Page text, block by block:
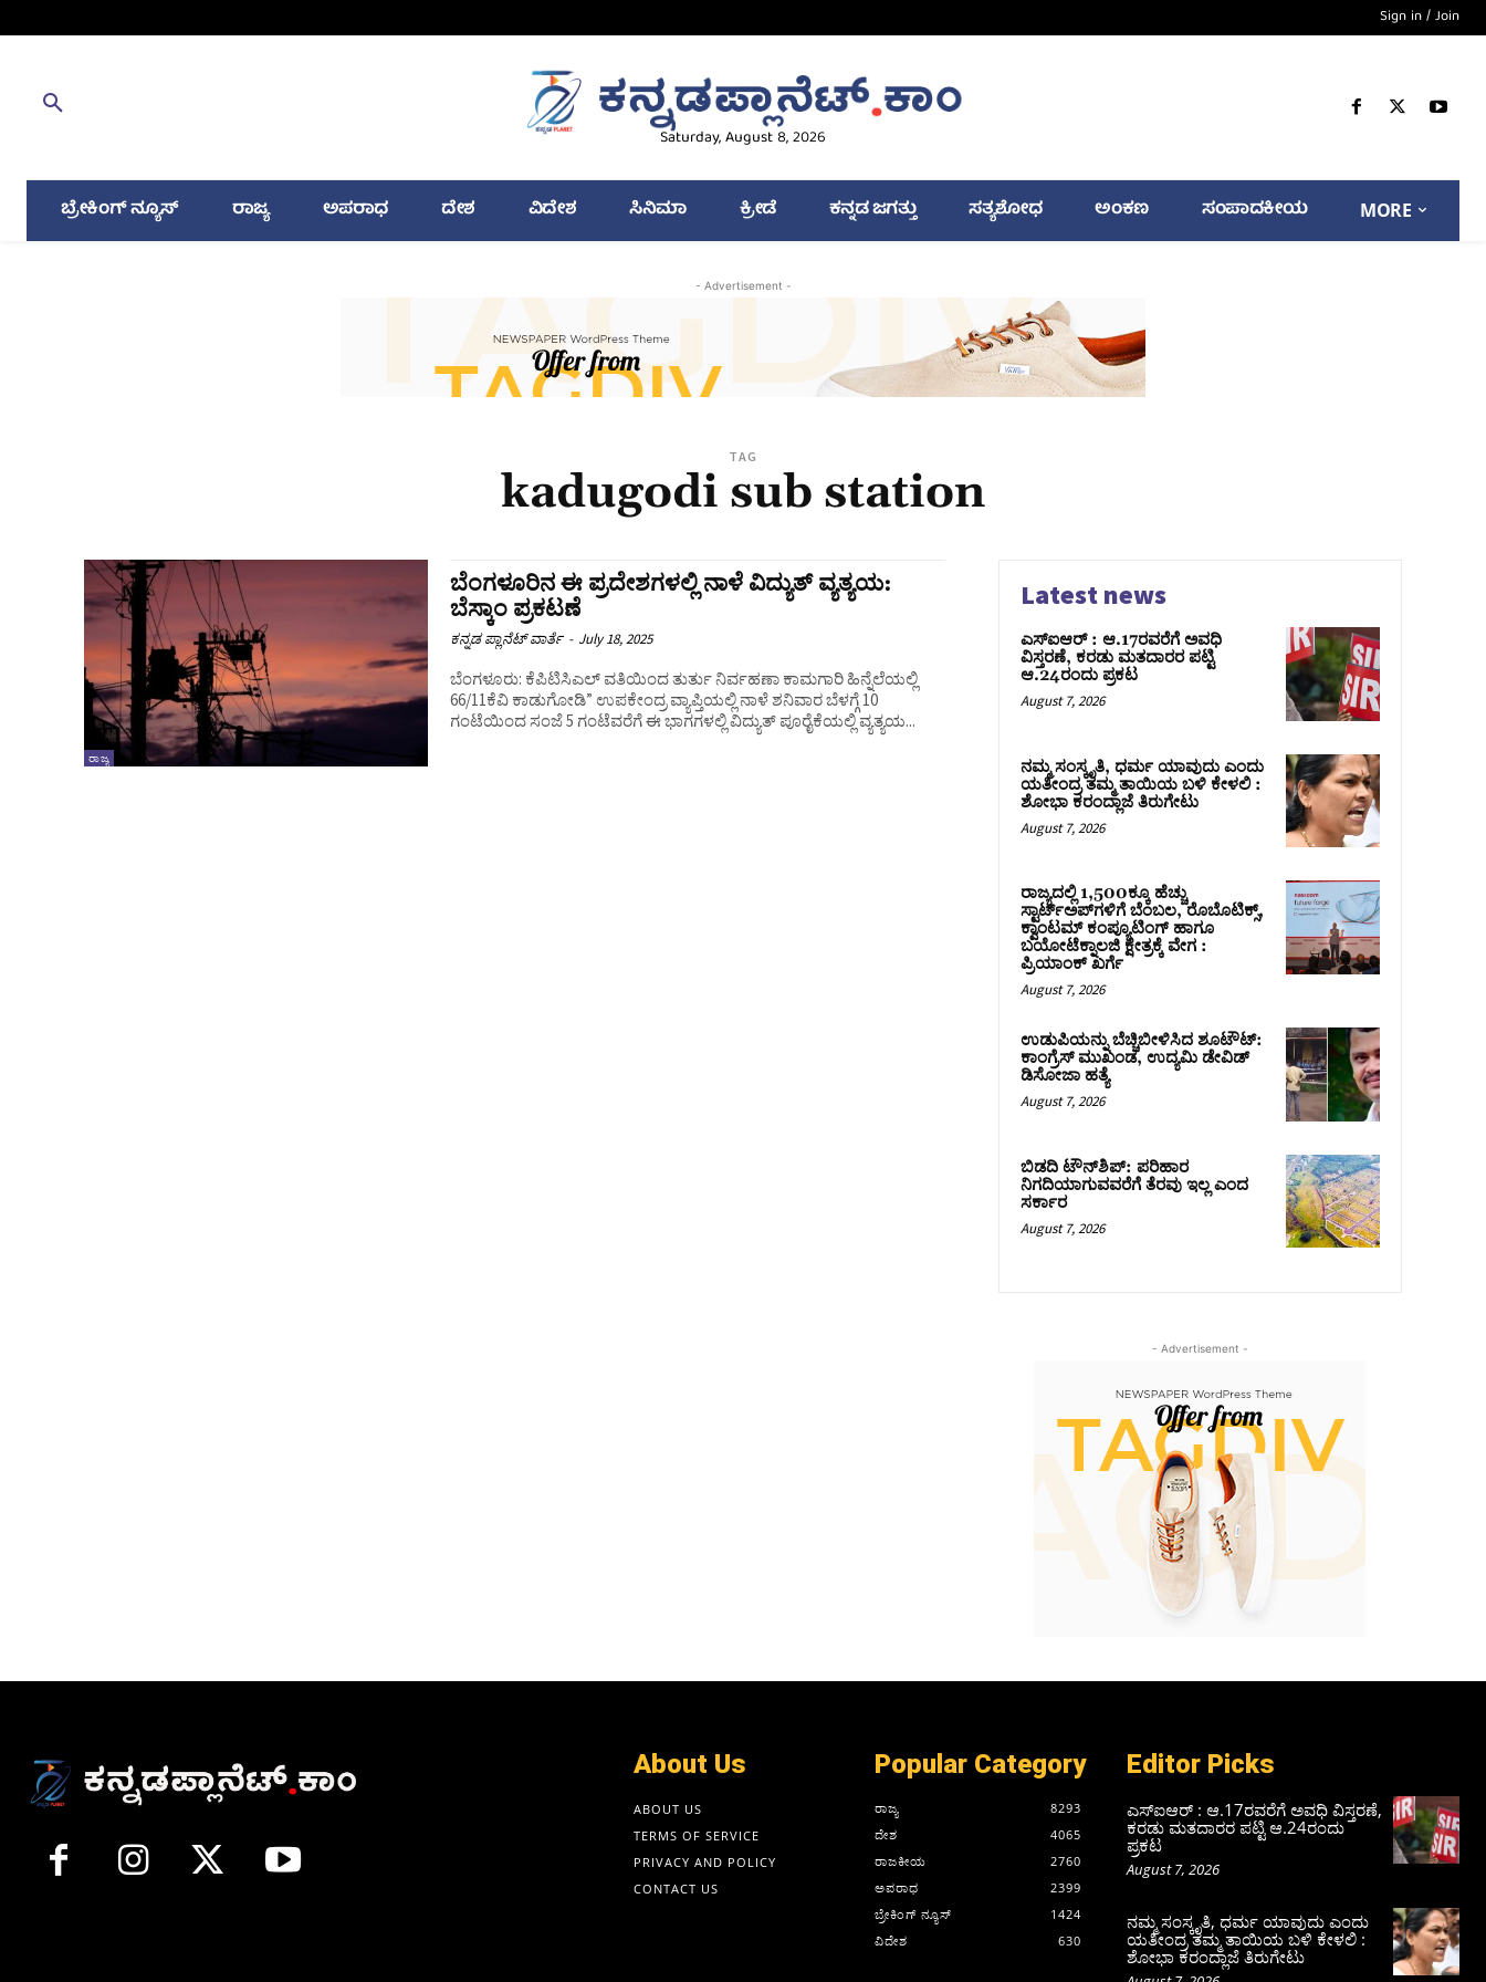
Sign in / Join
Saturday, August 8, 2026
ಬ್ರೇಕಿಂಗ್ ನ್ಯೂಸ್ ರಾಜ್ಯ ಅಪರಾಧ ದೇಶ ವಿದೇಶ ಸಿನಿಮಾ ಕ್ರೀಡೆ ಕನ್ನಡ ಜಗತ್ತು ಸತ್ಯಶೋಧ ಅಂಕಣ ಸಂಪಾದಕೀಯ MORE
- Advertisement -
TAG
kadugodi sub station
ರಾಜ್ಯ
ಬೆಂಗಳೂರಿನ ಈ ಪ್ರದೇಶಗಳಲ್ಲಿ ನಾಳೆ ವಿದ್ಯುತ್ ವ್ಯತ್ಯಯ:
ಬೆಸ್ಕಾಂ ಪ್ರಕಟಣೆ
ಕನ್ನಡ ಪ್ಲಾನೆಟ್ ವಾರ್ತೆ - July 18, 2025
ಬೆಂಗಳೂರು: ಕೆಪಿಟಿಸಿಎಲ್ ವತಿಯಿಂದ ತುರ್ತು ನಿರ್ವಹಣಾ ಕಾಮಗಾರಿ ಹಿನ್ನೆಲೆಯಲ್ಲಿ
66/11ಕೆವಿ ಕಾಡುಗೋಡಿ” ಉಪಕೇಂದ್ರ ವ್ಯಾಪ್ತಿಯಲ್ಲಿ ನಾಳೆ ಶನಿವಾರ ಬೆಳಗ್ಗೆ 10
ಗಂಟೆಯಿಂದ ಸಂಜೆ 5 ಗಂಟೆವರೆಗೆ ಈ ಭಾಗಗಳಲ್ಲಿ ವಿದ್ಯುತ್ ಪೂರೈಕೆಯಲ್ಲಿ ವ್ಯತ್ಯಯ...
Latest news
ಎಸ್‌ಐಆರ್‌ : ಆ.17ರವರೆಗೆ ಅವಧಿ
ವಿಸ್ತರಣೆ, ಕರಡು ಮತದಾರರ ಪಟ್ಟಿ
ಆ.24ರಂದು ಪ್ರಕಟ
August 7, 2026
ನಮ್ಮ ಸಂಸ್ಕೃತಿ, ಧರ್ಮ ಯಾವುದು ಎಂದು
ಯತೀಂದ್ರ ತಮ್ಮ ತಾಯಿಯ ಬಳಿ ಕೇಳಲಿ :
ಶೋಭಾ ಕರಂದ್ಲಾಜೆ ತಿರುಗೇಟು
August 7, 2026
ರಾಜ್ಯದಲ್ಲಿ 1,500ಕ್ಕೂ ಹೆಚ್ಚು
ಸ್ಟಾರ್ಟ್‌ಅಪ್‌ಗಳಿಗೆ ಬೆಂಬಲ, ರೊಬೊಟಿಕ್ಸ್,
ಕ್ವಾಂಟಮ್ ಕಂಪ್ಯೂಟಿಂಗ್ ಹಾಗೂ
ಬಯೋಟೆಕ್ನಾಲಜಿ ಕ್ಷೇತ್ರಕ್ಕೆ ವೇಗ :
ಪ್ರಿಯಾಂಕ್‌ ಖರ್ಗೆ
August 7, 2026
ಉಡುಪಿಯನ್ನು ಬೆಚ್ಚಿಬೀಳಿಸಿದ ಶೂಟೌಟ್‌:
ಕಾಂಗ್ರೆಸ್‌ ಮುಖಂಡ, ಉದ್ಯಮಿ ಡೇವಿಡ್
ಡಿಸೋಜಾ ಹತ್ಯೆ
August 7, 2026
ಬಿಡದಿ ಟೌನ್‌ಶಿಪ್‌: ಪರಿಹಾರ
ನಿಗದಿಯಾಗುವವರೆಗೆ ತೆರವು ಇಲ್ಲ ಎಂದ
ಸರ್ಕಾರ
August 7, 2026
- Advertisement -
About Us
ABOUT US
TERMS OF SERVICE
PRIVACY AND POLICY
CONTACT US
Popular Category
ರಾಜ್ಯ
8293
ದೇಶ
4065
ರಾಜಕೀಯ
2760
ಅಪರಾಧ
2399
ಬ್ರೇಕಿಂಗ್ ನ್ಯೂಸ್
1424
ವಿದೇಶ
630
Editor Picks
ಎಸ್‌ಐಆರ್‌ : ಆ.17ರವರೆಗೆ ಅವಧಿ ವಿಸ್ತರಣೆ,
ಕರಡು ಮತದಾರರ ಪಟ್ಟಿ ಆ.24ರಂದು
ಪ್ರಕಟ
August 7, 2026
ನಮ್ಮ ಸಂಸ್ಕೃತಿ, ಧರ್ಮ ಯಾವುದು ಎಂದು
ಯತೀಂದ್ರ ತಮ್ಮ ತಾಯಿಯ ಬಳಿ ಕೇಳಲಿ :
ಶೋಭಾ ಕರಂದ್ಲಾಜೆ ತಿರುಗೇಟು